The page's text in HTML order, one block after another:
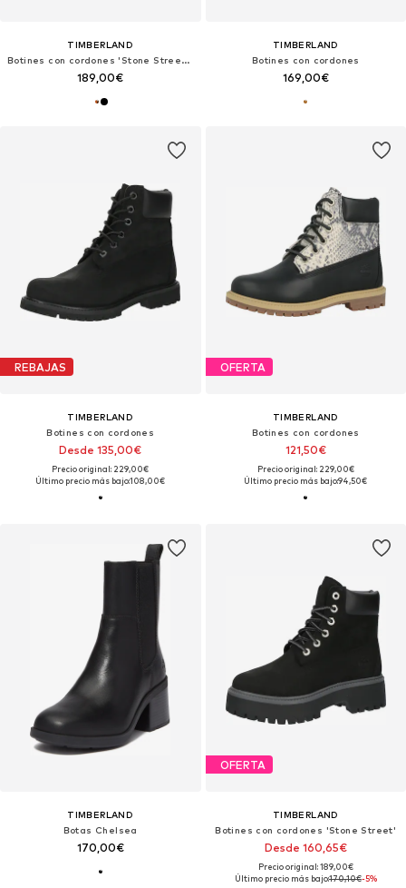
TIMBERLAND
Botines con cordones 'Stone Street 6-Inch'
189,00€
TIMBERLAND
Botines con cordones
169,00€
REBAJAS
TIMBERLAND
Botines con cordones
Desde 135,00€
Precio original: 229,00€
Último precio más bajo:108,00€
OFERTA
TIMBERLAND
Botines con cordones
121,50€
Precio original: 229,00€
Último precio más bajo:94,50€
TIMBERLAND
Botas Chelsea
170,00€
OFERTA
TIMBERLAND
Botines con cordones 'Stone Street'
Desde 160,65€
Precio original: 189,00€
Último precio más bajo:170,10€-5%